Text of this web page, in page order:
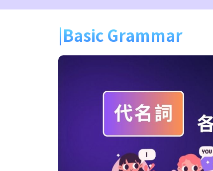
Basic Grammar